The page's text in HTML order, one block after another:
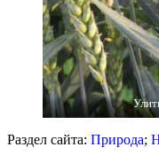
Раздел сайта: Природа;